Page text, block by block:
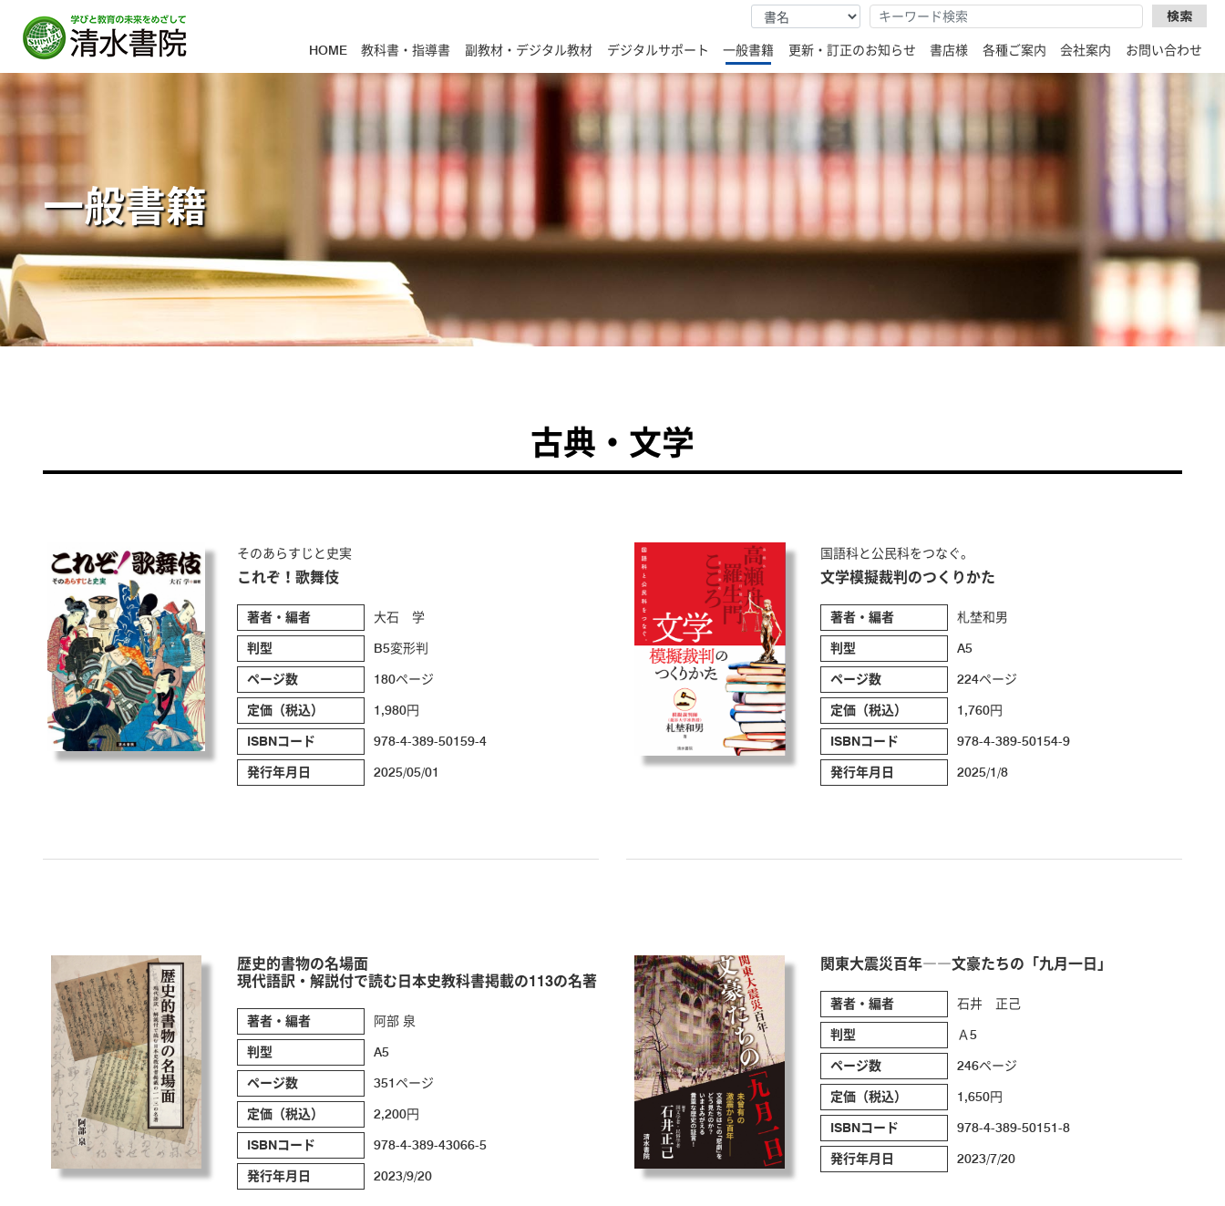
HOME 教科書・指導書 副教材・デジタル教材 デジタルサポート 一般書籍 更新・訂正のお知らせ 書店様 各種ご案内 会社案内 お問い合わせ
一般書籍
古典・文学
そのあらすじと史実
これぞ！歌舞伎
著者・編者 大石 学
判型 B5変形判
ページ数 180ページ
定価（税込） 1,980円
ISBNコード 978-4-389-50159-4
発行年月日 2025/05/01
国語科と公民科をつなぐ。
文学模擬裁判のつくりかた
著者・編者 札埜和男
判型 A5
ページ数 224ページ
定価（税込） 1,760円
ISBNコード 978-4-389-50154-9
発行年月日 2025/1/8
歴史的書物の名場面
現代語訳・解説付で読む日本史教科書掲載の113の名著
著者・編者 阿部 泉
判型 A5
ページ数 351ページ
定価（税込） 2,200円
ISBNコード 978-4-389-43066-5
発行年月日 2023/9/20
関東大震災百年――文豪たちの「九月一日」
著者・編者 石井 正己
判型 Ａ5
ページ数 246ページ
定価（税込） 1,650円
ISBNコード 978-4-389-50151-8
発行年月日 2023/7/20